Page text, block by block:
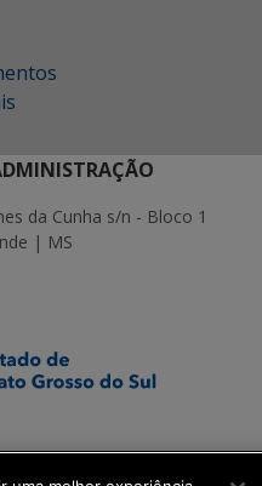
da Cunha s/n - Bloco 1
| MS